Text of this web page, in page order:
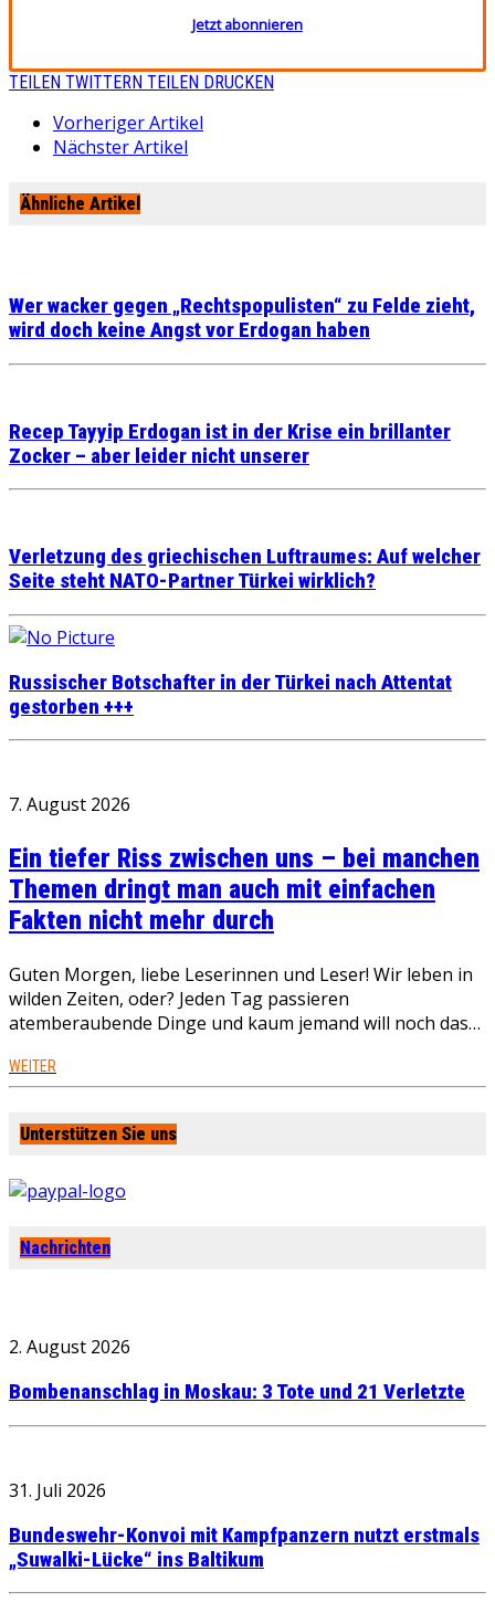
Jetzt abonnieren
TEILEN TWITTERN TEILEN DRUCKEN
Vorheriger Artikel
Nächster Artikel
Ähnliche Artikel
Wer wacker gegen „Rechtspopulisten“ zu Felde zieht,
wird doch keine Angst vor Erdogan haben
Recep Tayyip Erdogan ist in der Krise ein brillanter
Zocker – aber leider nicht unserer
Verletzung des griechischen Luftraumes: Auf welcher
Seite steht NATO-Partner Türkei wirklich?
Russischer Botschafter in der Türkei nach Attentat
gestorben +++
7. August 2026
Ein tiefer Riss zwischen uns – bei manchen
Themen dringt man auch mit einfachen
Fakten nicht mehr durch
Guten Morgen, liebe Leserinnen und Leser! Wir leben in
wilden Zeiten, oder? Jeden Tag passieren
atemberaubende Dinge und kaum jemand will noch das…
WEITER
Unterstützen Sie uns
Nachrichten
2. August 2026
Bombenanschlag in Moskau: 3 Tote und 21 Verletzte
31. Juli 2026
Bundeswehr-Konvoi mit Kampfpanzern nutzt erstmals
„Suwalki-Lücke“ ins Baltikum